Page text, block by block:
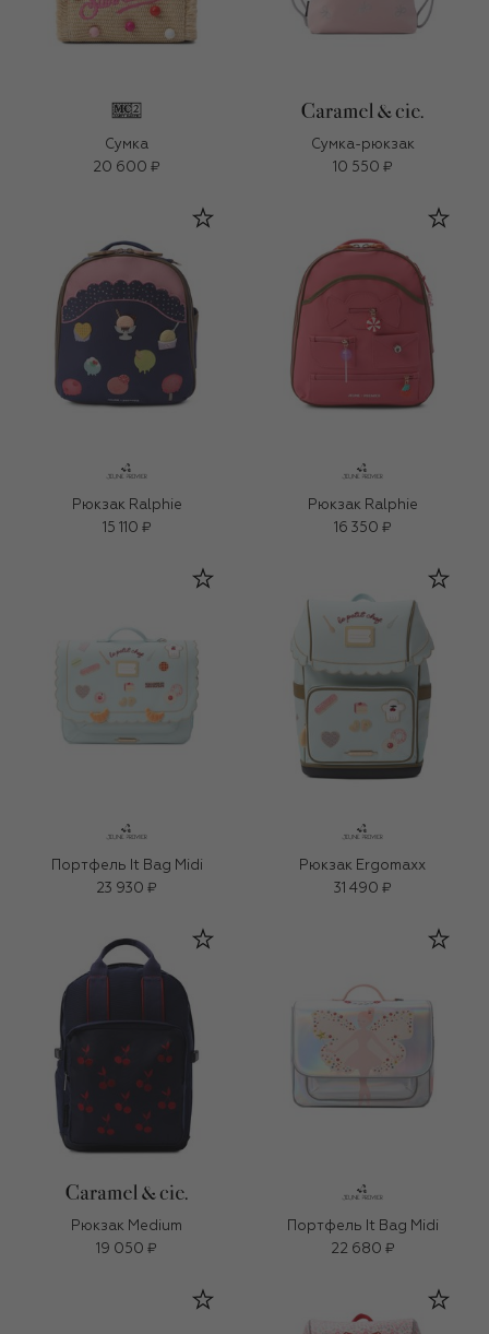
Сумка
20 600 ₽
Сумка-рюкзак
10 550 ₽
Рюкзак Ralphie
15 110 ₽
Рюкзак Ralphie
16 350 ₽
Портфель It Bag Midi
23 930 ₽
Рюкзак Ergomaxx
31 490 ₽
Рюкзак Medium
19 050 ₽
Портфель It Bag Midi
22 680 ₽